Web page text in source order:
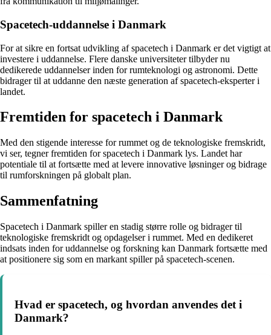
Spacetech-uddannelse i Danmark
For at sikre en fortsat udvikling af spacetech i Danmark er det vigtigt at
investere i uddannelse. Flere danske universiteter tilbyder nu
dedikerede uddannelser inden for rumteknologi og astronomi. Dette
bidrager til at uddanne den næste generation af spacetech-eksperter i
landet.
Fremtiden for spacetech i Danmark
Med den stigende interesse for rummet og de teknologiske fremskridt,
vi ser, tegner fremtiden for spacetech i Danmark lys. Landet har
potentiale til at fortsætte med at levere innovative løsninger og bidrage
til rumforskningen på globalt plan.
Sammenfatning
Spacetech i Danmark spiller en stadig større rolle og bidrager til
teknologiske fremskridt og opdagelser i rummet. Med en dedikeret
indsats inden for uddannelse og forskning kan Danmark fortsætte med
at positionere sig som en markant spiller på spacetech-scenen.
Hvad er spacetech, og hvordan anvendes det i
Danmark?